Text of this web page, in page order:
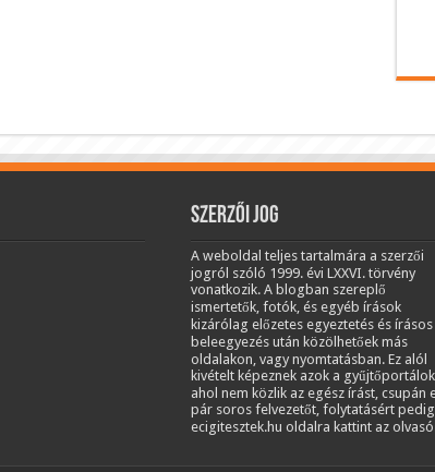
Szerzői jog
A weboldal teljes tartalmára a szerzői
jogról szóló 1999. évi LXXVI. törvény
vonatkozik. A blogban szereplő
ismertetők, fotók, és egyéb írások
kizárólag előzetes egyeztetés és írásos
beleegyezés után közölhetőek más
oldalakon, vagy nyomtatásban. Ez alól
kivételt képeznek azok a
ahol nem közlik az egész írást, csupán
pár soros felvezetőt, folytatásért
ecigitesztek.hu oldalra kattint az